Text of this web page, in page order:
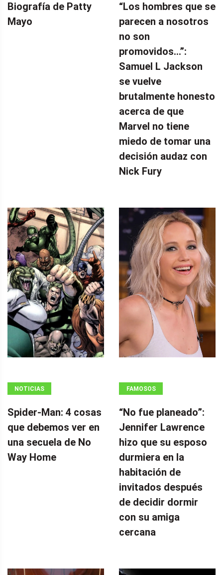
Biografía de Patty
Mayo
“Los hombres que se
parecen a nosotros
no son
promovidos…”:
Samuel L Jackson
se vuelve
brutalmente honesto
acerca de que
Marvel no tiene
miedo de tomar una
decisión audaz con
Nick Fury
NOTICIAS
Spider-Man: 4 cosas
que debemos ver en
una secuela de No
Way Home
FAMOSOS
“No fue planeado”: ​​
Jennifer Lawrence
hizo que su esposo
durmiera en la
habitación de
invitados después
de decidir dormir
con su amiga
cercana